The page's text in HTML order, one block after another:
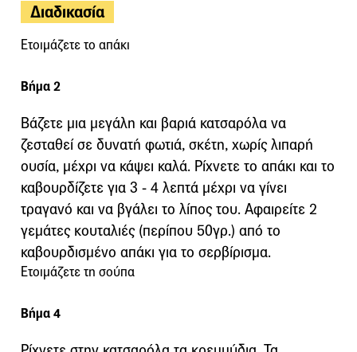
Διαδικασία
Ετοιμάζετε το απάκι
Βήμα 2
Βάζετε μια μεγάλη και βαριά κατσαρόλα να
ζεσταθεί σε δυνατή φωτιά, σκέτη, χωρίς λιπαρή
ουσία, μέχρι να κάψει καλά. Ρίχνετε το απάκι και το
καβουρδίζετε για 3 - 4 λεπτά μέχρι να γίνει
τραγανό και να βγάλει το λίπος του. Αφαιρείτε 2
γεμάτες κουταλιές (περίπου 50γρ.) από το
καβουρδισμένο απάκι για το σερβίρισμα.
Ετοιμάζετε τη σούπα
Βήμα 4